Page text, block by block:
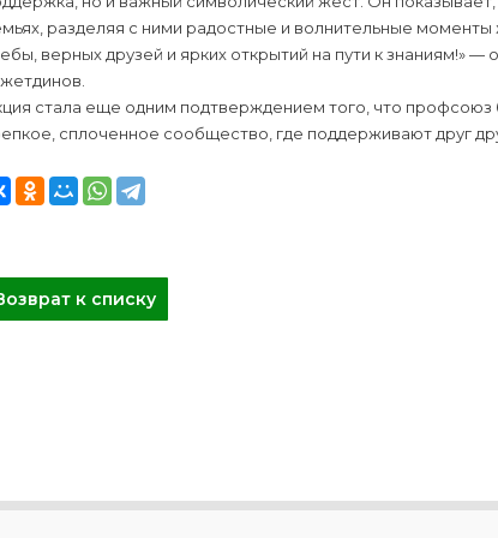
разделяя с ними радостные и волнительные
верных друзей и ярких открытий на пути к знаниям!»
стала еще одним подтверждением того, что профсоюз
сплоченное сообщество, где поддерживают друг
к списку